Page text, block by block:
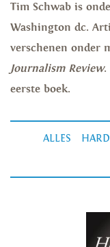
Tim Schwab is
Washington dc.
verschenen onder
Journalism Review.
eerste boek.
ALLES